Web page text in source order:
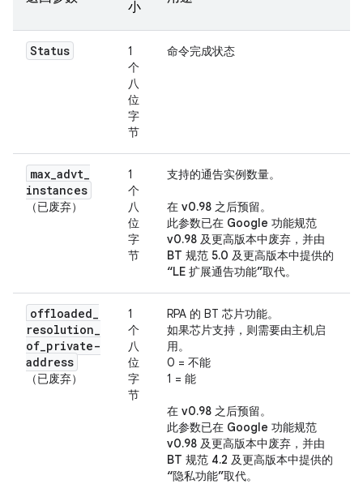
小
Status
1
个
八
位
字
节
命令完成状态
max_advt_
instances
（已废弃）
1
个
八
位
字
节
支持的通告实例数量。
在 v0.98 之后预留。
此参数已在 Google 功能规范
v0.98 及更高版本中废弃，并由
BT 规范 5.0 及更高版本中提供的
“LE 扩展通告功能”取代。
offloaded_
resolution_
of_private-
address
（已废弃）
1
个
八
位
字
节
RPA 的 BT 芯片功能。
如果芯片支持，则需要由主机启
用。
0 = 不能
1 = 能
在 v0.98 之后预留。
此参数已在 Google 功能规范
v0.98 及更高版本中废弃，并由
BT 规范 4.2 及更高版本中提供的
“隐私功能”取代。